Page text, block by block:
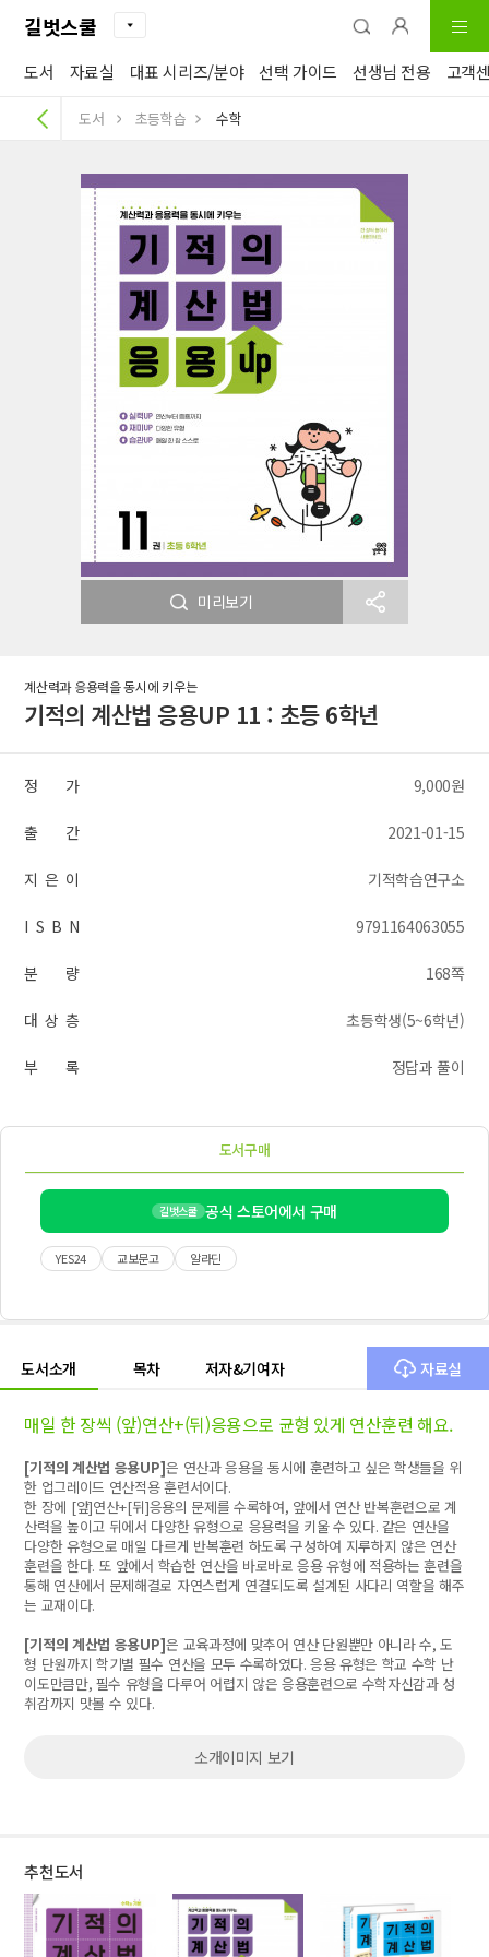
길벗스쿨
도서 자료실 대표 시리즈/분야 선택 가이드 선생님 전용 고객
도서 초등학습 수학
미리보기
계산력과 응용력을 동시에 키우는
기적의 계산법 응용UP 11 : 초등 6학년
정 가 9,000원
출 간 2021-01-15
지 은 이 기적학습연구소
I S B N 9791164063055
분 량 168쪽
대 상 층 초등학생(5~6학년)
부 록 정답과 풀이
도서구매
길벗스쿨 공식 스토어에서 구매
YES24 교보문고 알라딘
도서소개 목차 저자&기여자 자료실
매일 한 장씩 (앞)연산+(뒤)응용으로 균형 있게 연산훈련 해요.
[기적의 계산법 응용UP]은 연산과 응용을 동시에 훈련하고 싶은 학생들을 위
한 업그레이드 연산적용 훈련서이다.
한 장에 [앞]연산+[뒤]응용의 문제를 수록하여, 앞에서 연산 반복훈련으로 계
산력을 높이고 뒤에서 다양한 유형으로 응용력을 키울 수 있다. 같은 연산을
다양한 유형으로 매일 다르게 반복훈련 하도록 구성하여 지루하지 않은 연산
훈련을 한다. 또 앞에서 학습한 연산을 바로바로 응용 유형에 적용하는 훈련을
통해 연산에서 문제해결로 자연스럽게 연결되도록 설계된 사다리 역할을 해주
는 교재이다.
[기적의 계산법 응용UP]은 교육과정에 맞추어 연산 단원뿐만 아니라 수,도
형 단원까지 학기별 필수 연산을 모두 수록하였다. 응용 유형은 학교 수학 난
이도만큼만, 필수 유형을 다루어 어렵지 않은 응용훈련으로 수학자신감과 성
취감까지 맛볼 수 있다.
소개이미지 보기
추천도서